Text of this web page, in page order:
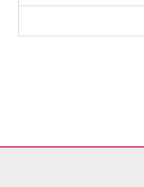
146
146